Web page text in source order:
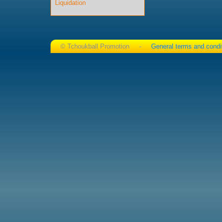
Liquidation
© Tchoukball Promotion - General terms and